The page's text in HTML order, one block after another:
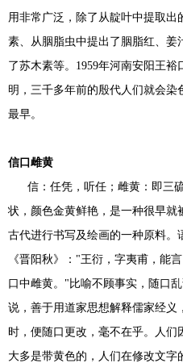
用非常广泛，除了从靛叶中提取
素、从胭脂虫中提出了胭脂红、姜
了苏木素等。1959年河南安阳王
明，三千多年前的殷代人们就会
最早。
信口雌黄
信：任凭，听任；雌黄：即三
状，颜色金黄鲜艳，是一种很早就
古代进行书写及绘画的一种原料。
《晋阳秋》："王衍，字夷甫，能
口中雌黄。"比喻不顾事实，随口
说，善于用道家思想解释儒家经义
时，便随口更改，毫不在乎。人
大多是带黄色的，人们在修改文